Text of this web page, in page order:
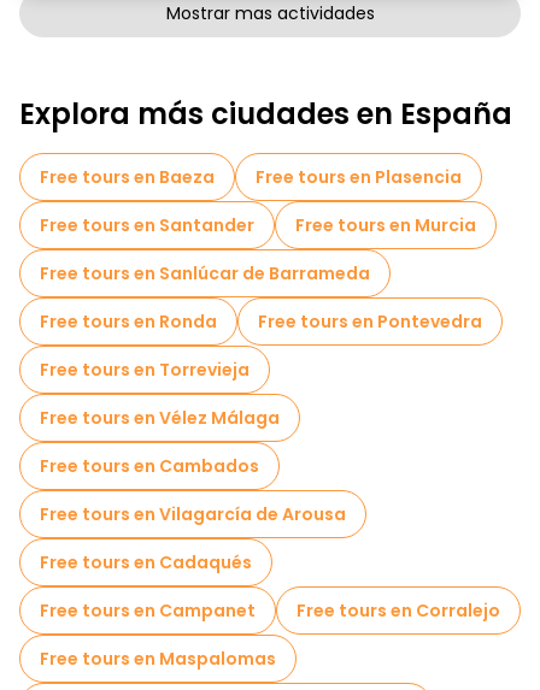
Mostrar mas actividades
Explora más ciudades en España
Free tours en Baeza
Free tours en Plasencia
Free tours en Santander
Free tours en Murcia
Free tours en Sanlúcar de Barrameda
Free tours en Ronda
Free tours en Pontevedra
Free tours en Torrevieja
Free tours en Vélez Málaga
Free tours en Cambados
Free tours en Vilagarcía de Arousa
Free tours en Cadaqués
Free tours en Campanet
Free tours en Corralejo
Free tours en Maspalomas